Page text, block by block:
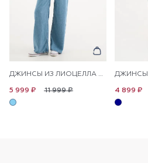
ДЖИНСЫ ИЗ ЛИОЦЕЛЛА НА КУЛИСКЕ ШИРОКИЕ
11 999 ₽
5 999 ₽ 4 899 ₽